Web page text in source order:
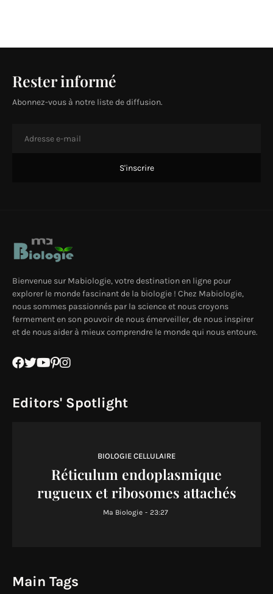
Rester informé
Abonnez-vous à notre liste de diffusion.
Bienvenue sur Mabiologie, votre destination en ligne pour
explorer le monde fascinant de la biologie ! Chez Mabiologie,
nous sommes passionnés par la science et nous croyons
fermement en son pouvoir de nous émerveiller, de nous inspirer
et de nous aider à mieux comprendre le monde qui nous entoure.
Editors' Spotlight
BIOLOGIE CELLULAIRE
Réticulum endoplasmique
rugueux et ribosomes attachés
Ma Biologie - 23:27
Main Tags